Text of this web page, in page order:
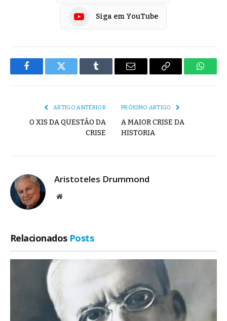
Siga em YouTube
FacebookTwitter Tumblr
E-
Copiar
ARTIGO ANTERIOR
O XIS DA QUESTÃO DA
CRISE
PRÓXIMO ARTIGO
A MAIOR CRISE DA
HISTORIA
Aristoteles Drummond
Site
Relacionados Posts